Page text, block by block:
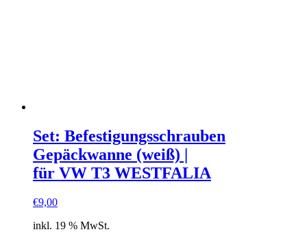
Set: Befestigungsschrauben
Gepäckwanne (weiß) |
für VW T3 WESTFALIA
€9,00
inkl. 19 % MwSt.